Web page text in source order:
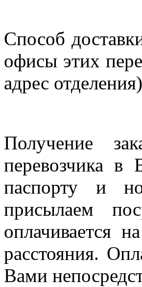
Способ
офисы этих
адрес
Получение
перевозчика
паспорту и
присылаем
оплачивается
расстояния.
Вами